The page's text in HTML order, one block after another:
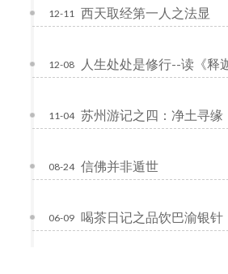
西天取经第一人之法显
12-11
人生处处是修行--读《释
12-08
苏州游记之四：净土寻缘
11-04
信佛并非遁世
08-24
喝茶日记之品饮巴渝银针
06-09